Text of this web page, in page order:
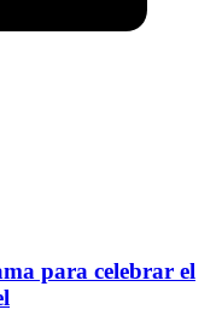
para celebrar el